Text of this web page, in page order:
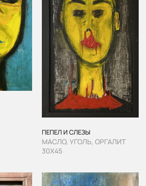
ПЕПЕЛ И СЛЕЗЫ
МАСЛО, УГОЛЬ, ОРГАЛИТ
30Х45